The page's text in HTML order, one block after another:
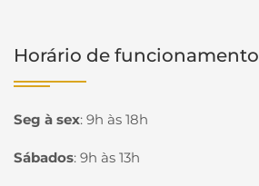
Horário de funcionamento
Seg à sex: 9h às 18h
Sábados: 9h às 13h